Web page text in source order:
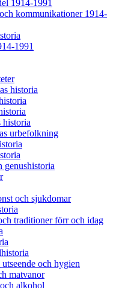
1914-1991
kommunikationer 1914-
1991
historia
historia
urbefolkning
och sjukdomar
traditioner förr och idag
och hygien
matvanor
alkohol